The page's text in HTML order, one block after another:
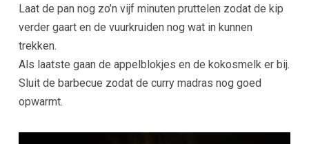
Laat de pan nog zo’n vijf minuten pruttelen zodat de kip
verder gaart en de vuurkruiden nog wat in kunnen
trekken.
Als laatste gaan de appelblokjes en de kokosmelk er bij.
Sluit de barbecue zodat de curry madras nog goed
opwarmt.